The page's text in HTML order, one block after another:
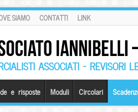
SIAMO CONTATTI LINK
ASSOCIATI – REVISORI
e risposte Moduli Circolari